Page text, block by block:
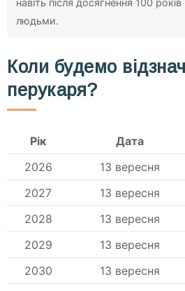
людьми.
Коли будемо
перукаря?
Рік Дата
2026
13 вересня
2027
13 вересня
2028
13 вересня
2029
13 вересня
2030
13 вересня